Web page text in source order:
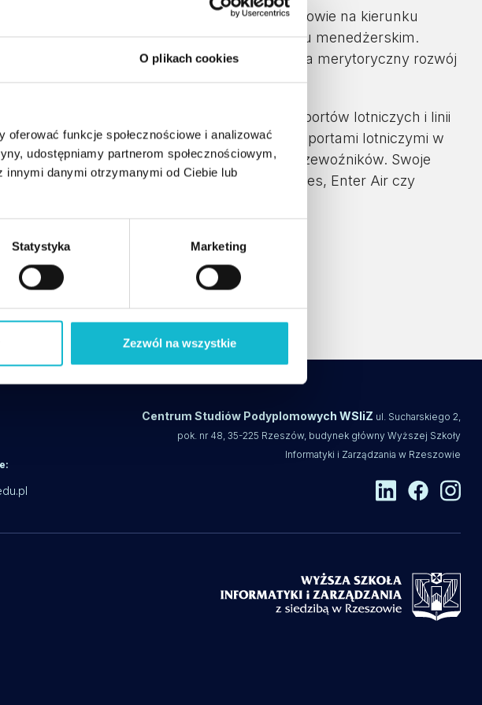
O plikach cookies
funkcje społecznościowe i analizować
udostępniamy partnerom społecznościowym,
danymi otrzymanymi od Ciebie lub
Statystyka Marketing
Zezwól na wszystkie
Szkołę Informatyki i Zarządzania w Rzeszowie na kierunku
Główną Handlową w Warszawie na kierunku menedżerskim.
studiów doktoranckich oraz odpowiada za merytoryczny rozwój
rozwoju przedsiębiorstw z branży lotniczej – portów lotniczych i linii
firma doradcza PMA Aviation współpracuje z portami lotniczymi w
oraz reprezentuje w Polsce zagranicznych przewoźników. Swoje
m.in. w Lufthansa Global Business Services, Enter Air czy
Lotnicze”.
między innymi na studiach:
Centrum Studiów Podyplomowych WSIiZ ul. Sucharskiego 2,
pok. nr 48, 35-225 Rzeszów, budynek główny Wyższej Szkoły
Informatyki i Zarządzania w Rzeszowie